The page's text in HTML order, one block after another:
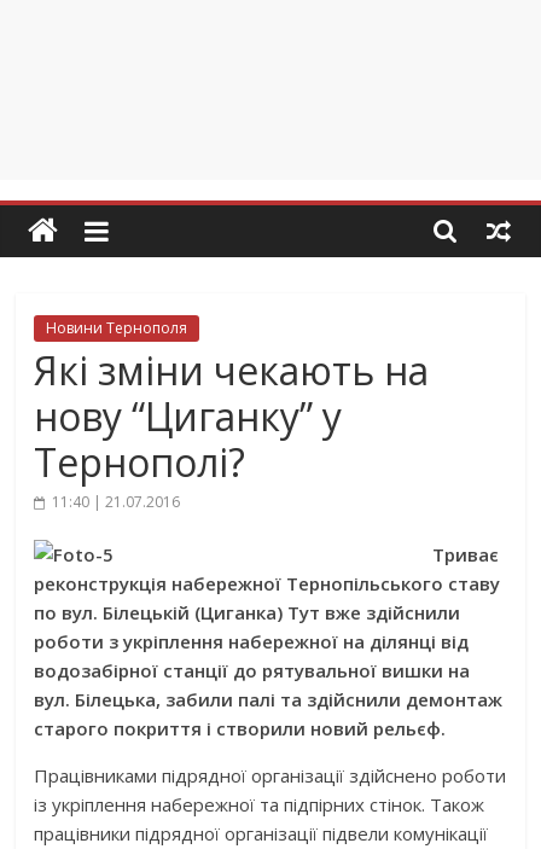
Новини Тернополя
Які зміни чекають на
нову “Циганку” у
Тернополі?
11:40 | 21.07.2016
Триває
реконструкція набережної Тернопільського ставу
по вул. Білецькій (Циганка) Тут вже здійснили
роботи з укріплення набережної на ділянці від
водозабірної станції до рятувальної вишки на
вул. Білецька, забили палі та здійснили демонтаж
старого покриття і створили новий рельєф.
Працівниками підрядної організації здійснено роботи
із укріплення набережної та підпірних стінок. Також
працівники підрядної організації підвели комунікації